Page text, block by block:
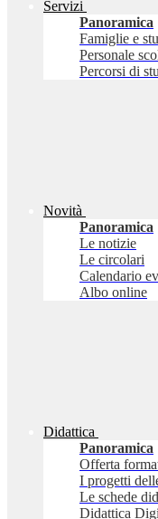
Servizi
Panoramica
Famiglie e
Personale
Percorsi di
Novità
Panoramica
Le notizie
Le circolari
Calendario
Albo online
Didattica
Panoramica
Offerta
I progetti
Le schede
Didattica